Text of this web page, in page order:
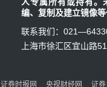
编、复制及建立镜像等
联系我们：
上海市徐汇区宜山路
证券时报网 央视财经网 证券